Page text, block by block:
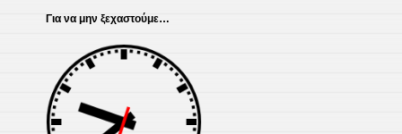
Για να μην ξεχαστούμε…